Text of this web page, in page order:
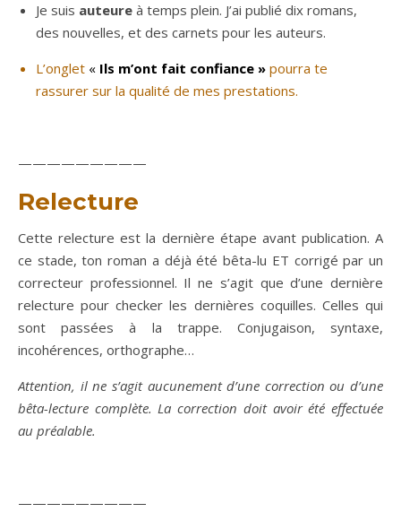
Je suis auteure à temps plein. J’ai publié dix romans,
des nouvelles, et des carnets pour les auteurs.
L’onglet « Ils m’ont fait confiance » pourra te
rassurer sur la qualité de mes prestations.
—————————
Relecture
Cette relecture est la dernière étape avant publication. A
ce stade, ton roman a déjà été bêta-lu ET corrigé par un
correcteur professionnel. Il ne s’agit que d’une dernière
relecture pour checker les dernières coquilles. Celles qui
sont passées à la trappe. Conjugaison, syntaxe,
incohérences, orthographe…
Attention, il ne s’agit aucunement d’une correction ou d’une
bêta-lecture complète. La correction doit avoir été effectuée
au préalable.
—————————